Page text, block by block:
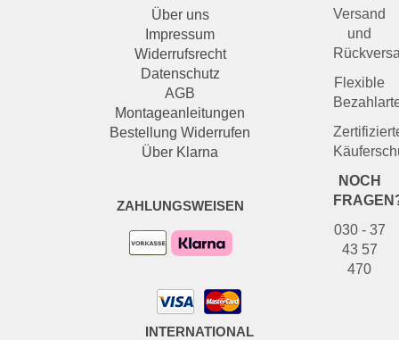
Versand
und
Flexible
NOCH
030 - 37
43 57
470
Über uns
Impressum
Widerrufsrecht
Datenschutz
AGB
Montageanleitungen
Bestellung Widerrufen
Über Klarna
ZAHLUNGSWEISEN
INTERNATIONAL